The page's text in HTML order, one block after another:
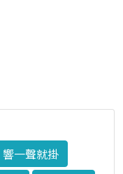
響一聲就掛